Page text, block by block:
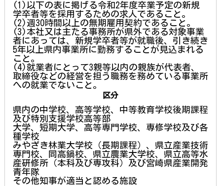
(1)以下の表に掲げる令和2年度卒業予定の新規
学卒者等を採用するための求人であること。
(2)週30時間以上の無期雇用契約であること。
(3)本社又は主たる事務所が県外である対象事業
者にあっては、新規学卒者等が就職後、引き続き
5年以上県内事業所に勤務することが見込まれる
こと。
(4)就業者にとって3親等以内の親族が代表者、
取締役などの経営を担う職務を務めている事業所
への就業でないこと。
区分
県内の中学校、高等学校、中等教育学校後期課程
及び特別支援学校高等部
大学、短期大学、高等専門学校、専修学校及び各
種学校
みやざき林業大学校（長期課程）、県立産業技術
専門校、同高鍋校、県立農業大学校、県立高等水
産研修所（本科及び専攻科）及び宮崎県産業開発
青年隊
その他知事が適当と認める施設